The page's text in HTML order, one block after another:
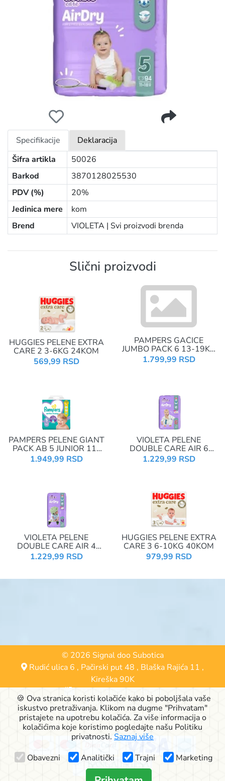
Specifikacije
Deklaracija
Šifra artikla
50026
Barkod
3870128025530
PDV (%)
20%
Jedinica mere
kom
Brend
VIOLETA | Svi proizvodi brenda
Slični proizvodi
HUGGIES PELENE EXTRA
CARE 2 3-6KG 24KOM
569,99 RSD
PAMPERS GAĆICE
JUMBO PACK 6 13-19KG
42 KOM
1.799,99 RSD
PAMPERS PELENE GIANT
PACK AB 5 JUNIOR 11-
16KG 64KOM
1.949,99 RSD
VIOLETA PELENE
DOUBLE CARE AIR 6
JUNIOR PLUS 16+KG
48KOM
1.229,99 RSD
VIOLETA PELENE
DOUBLE CARE AIR 4
MAXI 8-14KG 60KOM
1.229,99 RSD
HUGGIES PELENE EXTRA
CARE 3 6-10KG 40KOM
979,99 RSD
© 2026 Signal doo Subotica
Rudić ulica 6 , Pačirski put 48 , Blaška Rajića 11 ,
Kireška 90K
24000 Subotica, Srbija
063-553-574
online@signalshop.rs
🍪 Ova stranica koristi kolačiće kako bi poboljšala vaše
iskustvo pretraživanja. Klikom na dugme "Prihvatam"
pristajete na upotrebu kolačića. Za više informacija o
kolačićima koje koristimo pogledajte našu Politiku
privatnosti. Saznaj više
Obavezni
Analitički Trajni Marketing